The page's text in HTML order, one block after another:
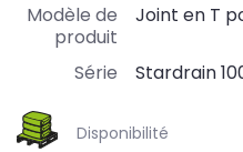
Modèle de
produit
Joint en T
Série Stardrain
Disponibilité